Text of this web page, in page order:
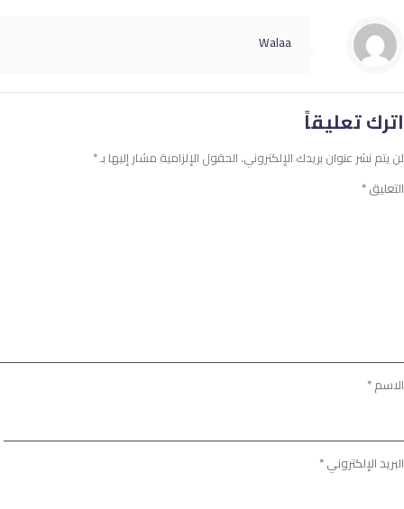
Walaa
اترك تعليقاً
لن يتم نشر عنوان بريدك الإلكتروني. الحقول الإلزامية مشار إليها بـ*
التعليق*
الاسم*
البريد الإلكتروني*